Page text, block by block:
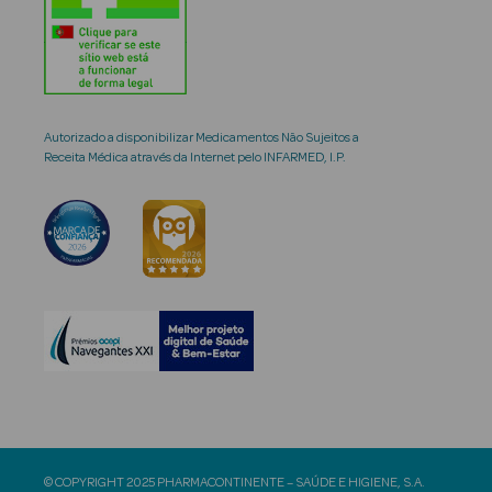
Autorizado a disponibilizar Medicamentos Não Sujeitos a
Receita Médica através da Internet pelo INFARMED, I.P.
© COPYRIGHT 2025 PHARMACONTINENTE – SAÚDE E HIGIENE, S.A.